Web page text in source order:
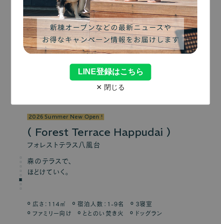
ドッグガーデン
森の中の別荘地
or e
Reserve
2026 Summer New Open !
Forest Terrace Happudai
フォレストテラス八風台
森のテラスで、
ほどけていく。
広さ：114㎡ 宿泊人数：1-9名
3寝室
ファミリー向け
ととのい焚き火 ドッグラン
LINE登録はこちら
✕ 閉じる